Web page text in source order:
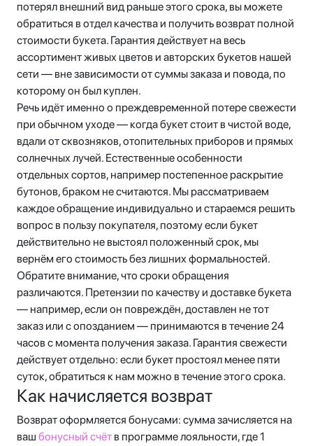
потерял внешний вид раньше этого срока, вы можете
обратиться в отдел качества и получить возврат полной
стоимости букета. Гарантия действует на весь
ассортимент живых цветов и авторских букетов нашей
сети — вне зависимости от суммы заказа и повода, по
которому он был куплен.
Речь идёт именно о преждевременной потере свежести
при обычном уходе — когда букет стоит в чистой воде,
вдали от сквозняков, отопительных приборов и прямых
солнечных лучей. Естественные особенности
отдельных сортов, например постепенное раскрытие
бутонов, браком не считаются. Мы рассматриваем
каждое обращение индивидуально и стараемся решить
вопрос в пользу покупателя, поэтому если букет
действительно не выстоял положенный срок, мы
вернём его стоимость без лишних формальностей.
Обратите внимание, что сроки обращения
различаются. Претензии по качеству и доставке букета
— например, если он повреждён, доставлен не тот
заказ или с опозданием — принимаются в течение 24
часов с момента получения заказа. Гарантия свежести
действует отдельно: если букет простоял менее пяти
суток, обратиться к нам можно в течение этого срока.
Как начисляется возврат
Возврат оформляется бонусами: сумма зачисляется на
ваш бонусный счёт в программе лояльности, где 1